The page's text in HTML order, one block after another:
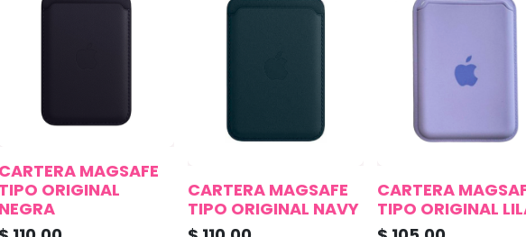
CARTERA MAGSAFE
TIPO ORIGINAL
NEGRA
CARTERA MAGSAFE
TIPO ORIGINAL NAVY
CARTERA
TIPO ORIGINAL